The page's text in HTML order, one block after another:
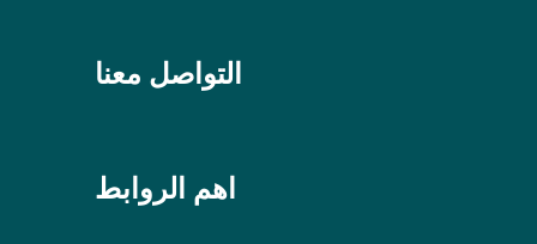
التواصل معنا
اهم الروابط